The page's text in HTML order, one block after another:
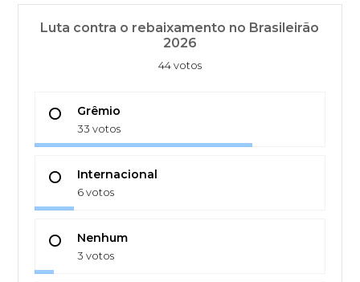
Luta contra o rebaixamento no Brasileirão
2026
44 votos
Grêmio
33 votos
Internacional
6 votos
Nenhum
3 votos